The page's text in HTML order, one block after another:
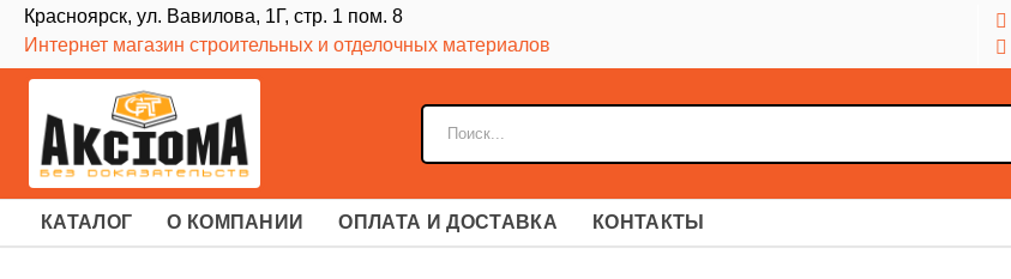
Красноярск, ул. Вавилова, 1Г, стр. 1 пом. 8
Интернет магазин строительных и отделочных материалов
КАТАЛОГ О КОМПАНИИ ОПЛАТА И ДОСТАВКА КОНТАКТЫ